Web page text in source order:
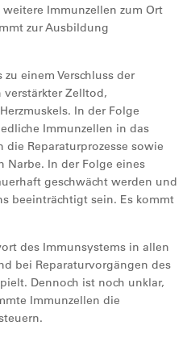
Immunzellen zum Ort
zur Ausbildung
einem Verschluss der
verstärkter Zelltod,
In der Folge
Immunzellen in das
die Reparaturprozesse sowie
Narbe. In der Folge eines
geschwächt werden und
beeinträchtigt sein. Es kommt
des Immunsystems in allen
bei Reparaturvorgängen des
Dennoch ist noch unklar,
Immunzellen die